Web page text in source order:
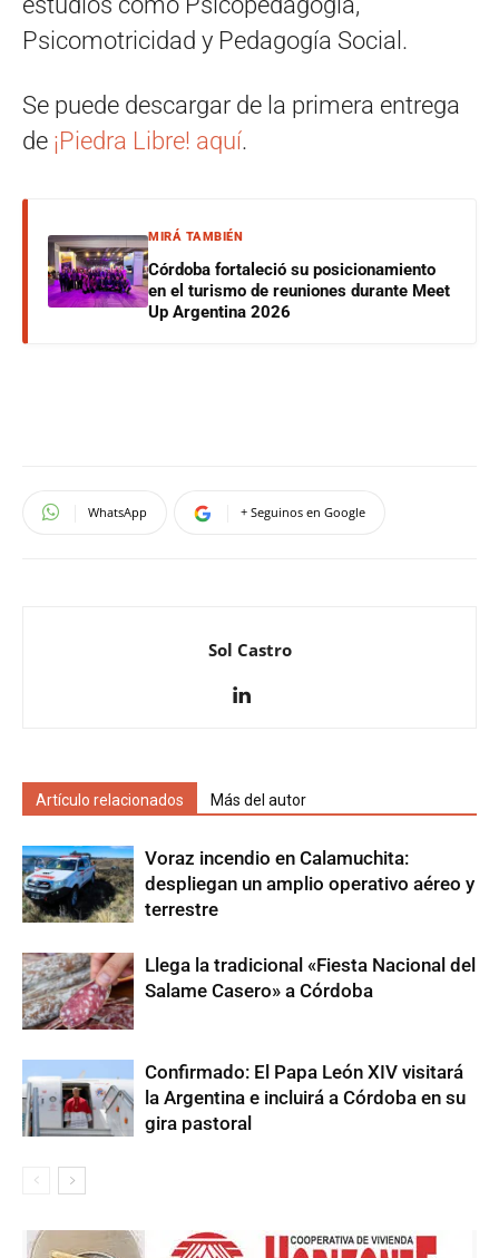
Psicomotricidad y Pedagogía Social.
Se puede descargar de la primera entrega
de ¡Piedra Libre! aquí.
MIRÁ TAMBIÉN
Córdoba fortaleció su posicionamiento
en el turismo de reuniones durante Meet
Up Argentina 2026
WhatsApp + Seguinos en Google
Sol Castro
Artículo relacionados Más del autor
Voraz incendio en Calamuchita:
despliegan un amplio operativo aéreo y
terrestre
Llega la tradicional «Fiesta Nacional del
Salame Casero» a Córdoba
Confirmado: El Papa León XIV visitará
la Argentina e incluirá a Córdoba en su
gira pastoral